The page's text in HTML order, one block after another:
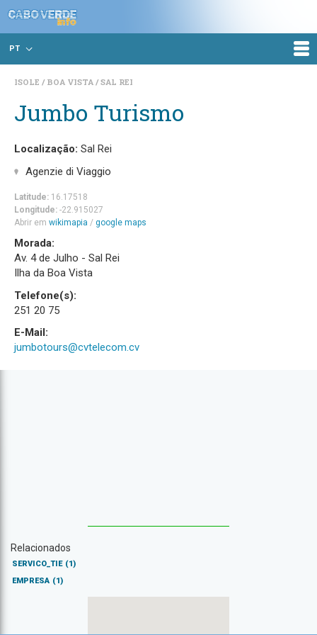
PT
ISOLE BOA VISTA SAL REI
Jumbo Turismo
Localização: Sal Rei
Agenzie di Viaggio
Latitude: 16.17518
Longitude: -22.915027
Abrir em wikimapia / google maps
Morada:
Av. 4 de Julho - Sal Rei
Ilha da Boa Vista
Telefone(s):
251 20 75
E-Mail:
jumbotours@cvtelecom.cv
Relacionados
SERVICO_TIE (1)
EMPRESA (1)